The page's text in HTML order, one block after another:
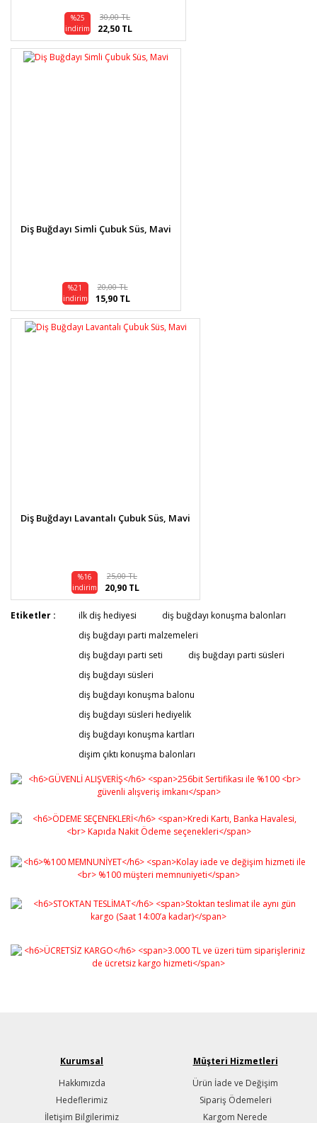
%25
indirim
30,00 TL
22,50 TL
Diş Buğdayı Simli Çubuk Süs, Mavi
%21
indirim
20,00 TL
15,90 TL
Diş Buğdayı Lavantalı Çubuk Süs, Mavi
%16
indirim
25,00 TL
20,90 TL
Etiketler : ilk diş hediyesi
diş buğdayı konuşma balonları
diş buğdayı parti malzemeleri
diş buğdayı parti seti
diş buğdayı parti süsleri
diş buğdayı süsleri
diş buğdayı konuşma balonu
diş buğdayı süsleri hediyelik
diş buğdayı konuşma kartları
dişim çıktı konuşma balonları
Kurumsal
Hakkımızda
Hedeflerimiz
İletişim Bilgilerimiz
Müşteri Hizmetleri
Ürün İade ve Değişim
Sipariş Ödemeleri
Kargom Nerede